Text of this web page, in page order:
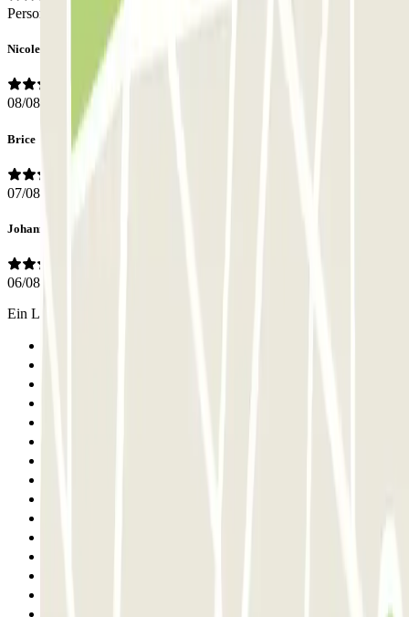
Personal
Nicole
08/08/2026
Brice
07/08/2026
Johanna
06/08/2026
Ein LIFT VON DECK 10 RICHTUNG AUSGANG ZU WENIG